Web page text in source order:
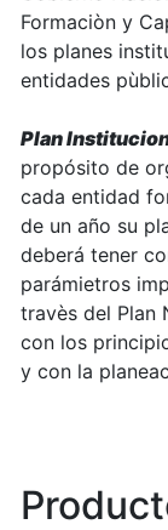
Formaciòn y
los planes
entidades
Plan
propósito de
cada entidad
de un año su
deberá tener
parámietros
travès del Plan
con los
y con la